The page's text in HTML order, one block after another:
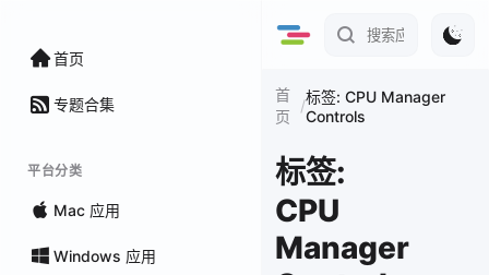
首页
专题合集
平台分类
Mac 应用
Windows 应用
首
页
/标签: CPU Manager
Controls
标签:
CPU
Manager